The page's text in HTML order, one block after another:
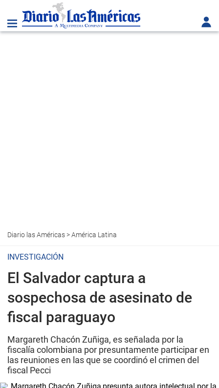
Diario las Américas>América Latina
INVESTIGACIÓN
El Salvador captura a
sospechosa de asesinato de
fiscal paraguayo
Margareth Chacón Zuñiga, es señalada por la
fiscalía colombiana por presuntamente participar en
las reuniones en las que se coordinó el crimen del
fiscal Pecci